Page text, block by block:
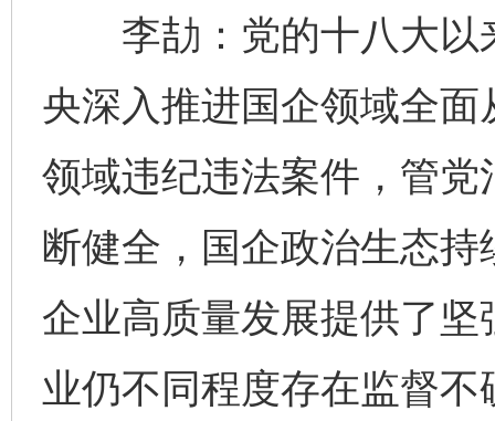
李劼：党的十八大以
央深入推进国企领域全
领域违纪违法案件，管
断健全，国企政治生态
企业高质量发展提供了
业仍不同程度存在监督